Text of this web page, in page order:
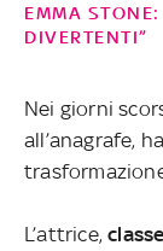
EMMA
DIVERTENTI”
Nei giorni
all’anagrafe,
L’attrice,